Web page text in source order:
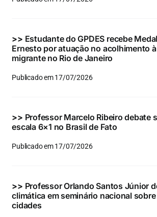
Eventos e Certificados
Buscar
para:
>> Estudante do GPDES recebe
Ernesto por atuação no acolhimento
migrante no Rio de Janeiro
Publicado em 17/07/2026
>> Professor Marcelo Ribeiro debate
escala 6×1 no Brasil de Fato
Publicado em 17/07/2026
>> Professor Orlando Santos Júnior
climática em seminário nacional
cidades